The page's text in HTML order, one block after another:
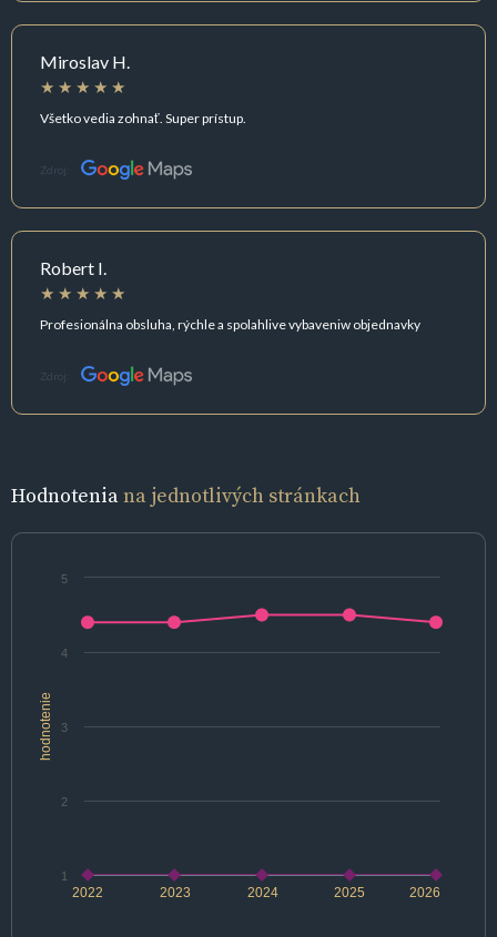
Miroslav H.
Všetko vedia zohnať. Super prístup.
Zdroj:
Robert I.
Profesionálna obsluha, rýchle a spolahlive vybaveniw objednavky
Zdroj:
Hodnoteniana jednotlivých stránkach
hodnotenie
2022 2024 2026
2023 2025
1
2
3
4
5